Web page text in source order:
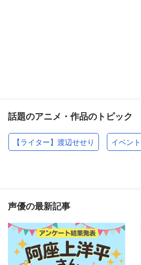
話題のアニメ・作品のトピック
【ライター】渡辺せせり イベント
声優の最新記事